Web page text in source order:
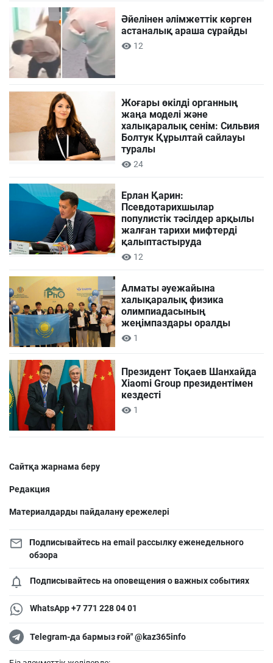
Әйелінен әлімжеттік көрген
астаналық араша сұрайды
12
Жоғары өкілді органның
жаңа моделі және
халықаралық сенім: Сильвия
Болтук Құрылтай сайлауы
туралы
24
Ерлан Қарин:
Псевдотарихшылар
популистік тәсілдер арқылы
жалған тарихи мифтерді
қалыптастыруда
12
Алматы әуежайына
халықаралық физика
олимпиадасының
жеңімпаздары оралды
1
Президент Тоқаев Шанхайда
Xiaomi Group президентімен
кездесті
1
Сайтқа жарнама беру
Редакция
Материалдарды пайдалану ережелері
Подписывайтесь на email рассылку еженедельного
обзора
Подписывайтесь на оповещения о важных событиях
WhatsApp +7 771 228 04 01
Telegram-да бармыз ғой" @kaz365info